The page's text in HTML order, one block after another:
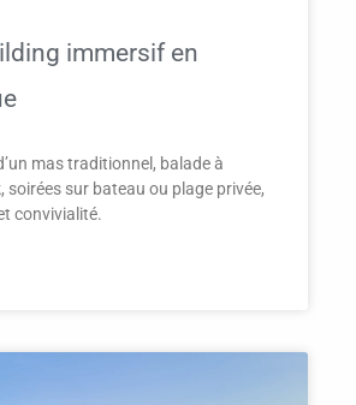
immersif en
mas traditionnel, balade à
soirées sur bateau ou plage privée,
convivialité.